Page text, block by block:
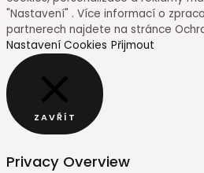
"Nastavení" . Více informací o
partnerech najdete na stránce
Nastavení Cookies Přijmout
ZAVŘÍT
Privacy Overview